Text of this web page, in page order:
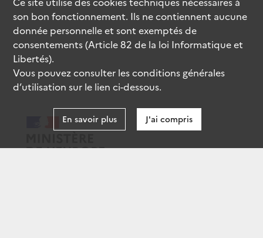
son bon fonctionnement. Ils ne contiennent aucune
donnée personnelle et sont exemptés de
consentements (Article 82 de la loi Informatique et
Libertés).
Vous pouvez consulter les conditions générales
d’utilisation sur le lien ci-dessous.
En savoir plus J'ai compris